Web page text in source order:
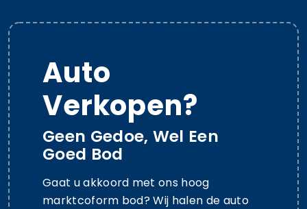
Auto
Verkopen?
Geen Gedoe, Wel Een
Goed Bod
Gaat u akkoord met ons hoog
marktcoform bod? Wij halen de auto